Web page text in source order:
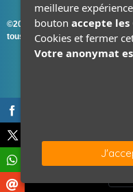
©2026-2027 France
tous droits réservés
meilleure
bouton accepte les
Cookies et fermer
Votre anonymat